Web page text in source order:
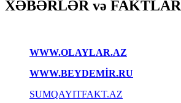
XƏBƏRLƏR və FAKTLAR
WWW.OLAYLAR.AZ
WWW.BEYDEMİR.RU
SUMQAYITFAKT.AZ